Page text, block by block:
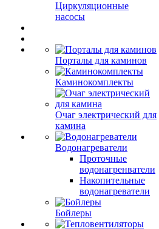
Циркуляционные
насосы
Порталы для каминов
Каминокомплекты
Очаг электрический для
камина
Водонагреватели
Проточные
водонагренватели
Накопительные
водонагреватели
Бойлеры